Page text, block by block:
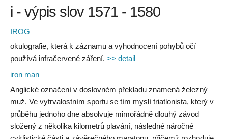
i - výpis slov 1571 - 1580
IROG
okulografie, která k záznamu a vyhodnocení pohybů očí
používá infračervené záření. >> detail
iron man
Anglické označení v doslovném překladu znamená železný
muž. Ve vytrvalostním sportu se tím myslí triatlonista, který v
průběhu jednoho dne absolvuje mimořádně dlouhý závod
složený z několika kilometrů plavání, následné náročné